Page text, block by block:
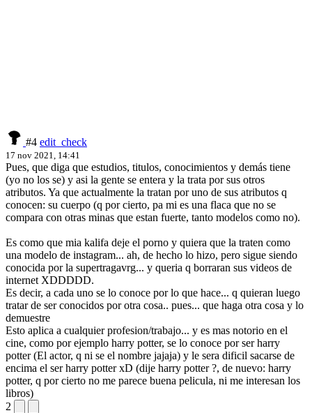
#4 edit_check
17 nov 2021, 14:41
Pues, que diga que estudios, titulos, conocimientos y demás tiene
(yo no los se) y asi la gente se entera y la trata por sus otros
atributos. Ya que actualmente la tratan por uno de sus atributos q
conocen: su cuerpo (q por cierto, pa mi es una flaca que no se
compara con otras minas que estan fuerte, tanto modelos como no).
Es como que mia kalifa deje el porno y quiera que la traten como
una modelo de instagram... ah, de hecho lo hizo, pero sigue siendo
conocida por la supertragavrg... y queria q borraran sus videos de
internet XDDDDD.
Es decir, a cada uno se lo conoce por lo que hace... q quieran luego
tratar de ser conocidos por otra cosa.. pues... que haga otra cosa y lo
demuestre
Esto aplica a cualquier profesion/trabajo... y es mas notorio en el
cine, como por ejemplo harry potter, se lo conoce por ser harry
potter (El actor, q ni se el nombre jajaja) y le sera dificil sacarse de
encima el ser harry potter xD (dije harry potter ?, de nuevo: harry
potter, q por cierto no me parece buena pelicula, ni me interesan los
libros)
2